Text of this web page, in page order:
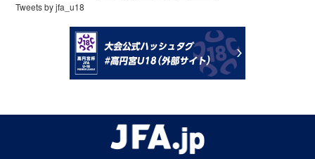
Tweets by jfa_u18